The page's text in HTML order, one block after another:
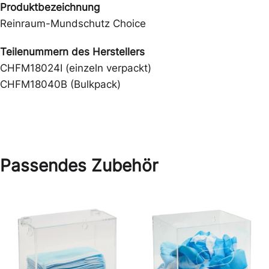
Produktbezeichnung
Reinraum-Mundschutz Choice
Teilenummern des Herstellers
CHFM18024I (einzeln verpackt)
CHFM18040B (Bulkpack)
Passendes Zubehör